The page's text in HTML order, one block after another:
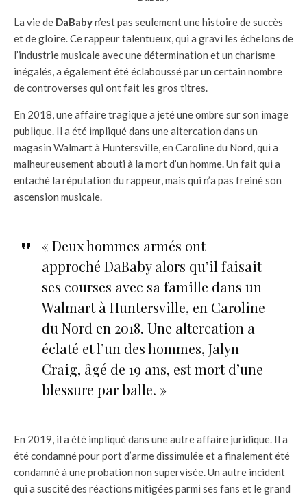
La vie de DaBabyn’est pas seulement une histoire de succès
et de gloire. Ce rappeur talentueux, qui a gravi les échelons de
l’industrie musicale avec une détermination et un charisme
inégalés, a également été éclaboussé par un certain nombre
de controverses qui ont fait les gros titres.
En 2018, une affaire tragique a jeté une ombre sur son image
publique. Il a été impliqué dans une altercation dans un
magasin Walmart à Huntersville, en Caroline du Nord, qui a
malheureusement abouti à la mort d’un homme. Un fait qui a
entaché la réputation du rappeur, mais qui n’a pas freiné son
ascension musicale.
« Deux hommes armés ont
approché DaBaby alors qu’il faisait
ses courses avec sa famille dans un
Walmart à Huntersville, en Caroline
du Nord en 2018. Une altercation a
éclaté et l’un des hommes, Jalyn
Craig, âgé de 19 ans, est mort d’une
blessure par balle. »
En 2019, il a été impliqué dans une autre affaire juridique. Il a
été condamné pour port d’arme dissimulée et a finalement été
condamné à une probation non supervisée. Un autre incident
qui a suscité des réactions mitigées parmi ses fans et le grand